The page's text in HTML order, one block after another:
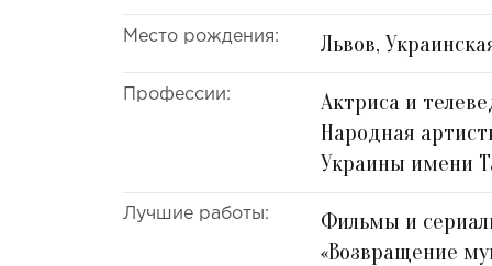
Место рождения: Львов,
Профессии:
Актриса и
Народная
Украины имени
Лучшие работы:
Фильмы и
«Возвращение